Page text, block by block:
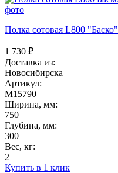
Полка сотовая L800 "Баско"
1 730 ₽
Доставка из:
Новосибирска
Артикул:
M15790
Ширина, мм:
750
Глубина, мм:
300
Вес, кг:
2
Купить в 1 клик